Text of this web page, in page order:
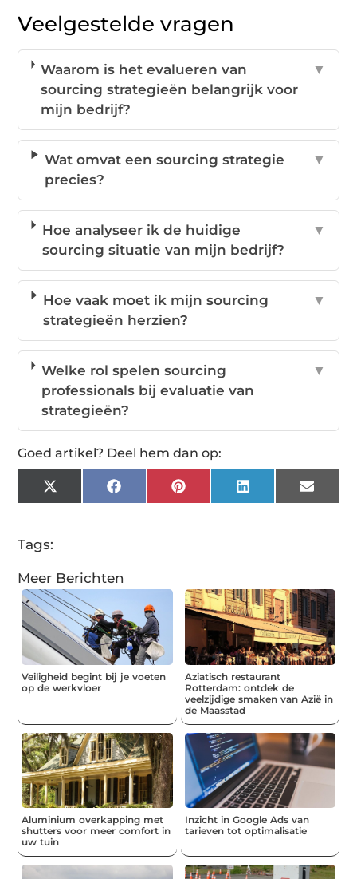
Veelgestelde vragen
Waarom is het evalueren van
sourcing strategieën belangrijk voor
mijn bedrijf?
▼
Wat omvat een sourcing strategie
precies?
▼
Hoe analyseer ik de huidige
sourcing situatie van mijn bedrijf?
▼
Hoe vaak moet ik mijn sourcing
strategieën herzien?
▼
Welke rol spelen sourcing
professionals bij evaluatie van
strategieën?
▼
Goed artikel? Deel hem dan op:
X
(Twitter)
FacebookPinterestLinkedInEmail
Tags:
Meer Berichten
Veiligheid begint bij je voeten
op de werkvloer
Aziatisch restaurant
Rotterdam: ontdek de
veelzijdige smaken van Azië in
de Maasstad
Aluminium overkapping met
shutters voor meer comfort in
uw tuin
Inzicht in Google Ads van
tarieven tot optimalisatie